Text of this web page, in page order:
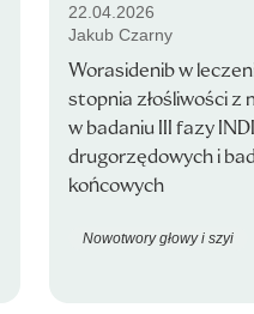
22.04.2026
Jakub Czarny
Worasidenib w
stopnia złośliwości z
w badaniu III fazy
drugorzędowych i
końcowych
Nowotwory głowy i szyi